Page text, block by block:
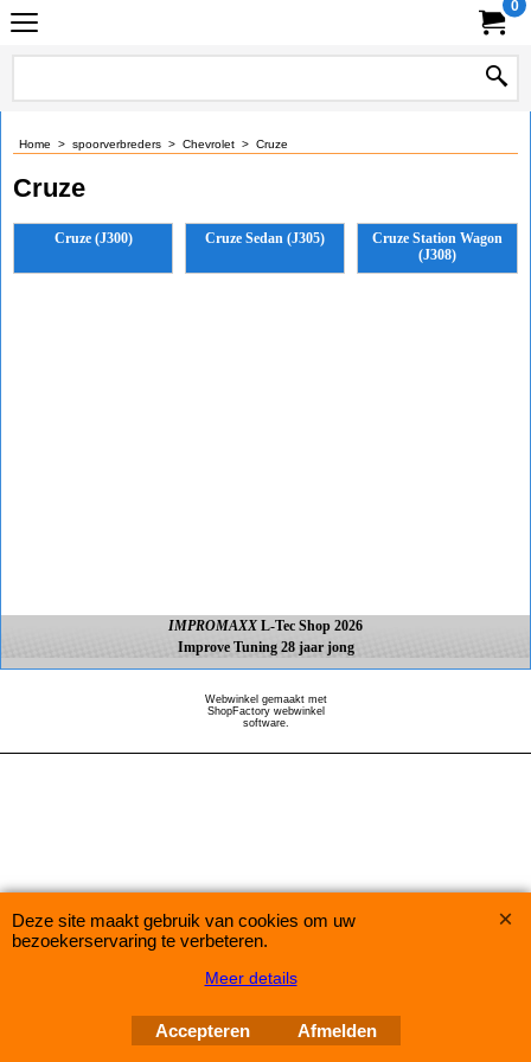
0
Home > spoorverbreders > Chevrolet > Cruze
Cruze
Cruze (J300) Cruze Sedan (J305)
Cruze Station Wagon
(J308)
IMPROMAXX L-Tec Shop 2026
Improve Tuning 28 jaar jong
Webwinkel gemaakt met
ShopFactory webwinkel
software.
Deze site maakt gebruik van cookies om uw
bezoekerservaring te verbeteren.
Meer details
Accepteren Afmelden